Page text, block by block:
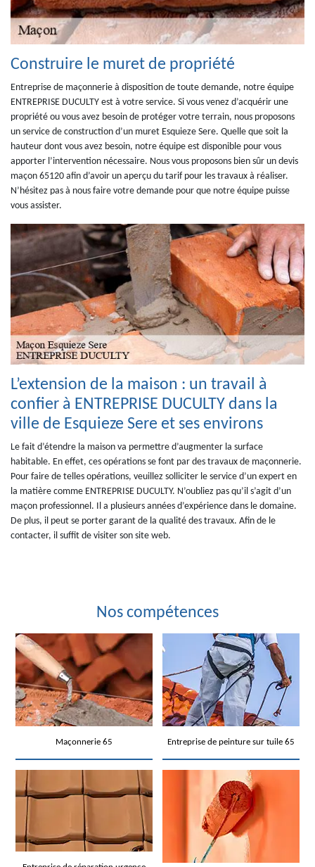
Construire le muret de propriété
Entreprise de maçonnerie à disposition de toute demande, notre équipe
ENTREPRISE DUCULTY est à votre service. Si vous venez d’acquérir une
propriété ou vous avez besoin de protéger votre terrain, nous proposons
un service de construction d’un muret Esquieze Sere. Quelle que soit la
hauteur dont vous avez besoin, notre équipe est disponible pour vous
apporter l’intervention nécessaire. Nous vous proposons bien sûr un devis
maçon 65120 afin d’avoir un aperçu du tarif pour les travaux à réaliser.
N’hésitez pas à nous faire votre demande pour que notre équipe puisse
vous assister.
L’extension de la maison : un travail à
confier à ENTREPRISE DUCULTY dans la
ville de Esquieze Sere et ses environs
Le fait d’étendre la maison va permettre d’augmenter la surface
habitable. En effet, ces opérations se font par des travaux de maçonnerie.
Pour faire de telles opérations, veuillez solliciter le service d’un expert en
la matière comme ENTREPRISE DUCULTY. N’oubliez pas qu’il s’agit d’un
maçon professionnel. Il a plusieurs années d’expérience dans le domaine.
De plus, il peut se porter garant de la qualité des travaux. Afin de le
contacter, il suffit de visiter son site web.
Nos compétences
Maçonnerie 65 Entreprise de peinture sur tuile 65